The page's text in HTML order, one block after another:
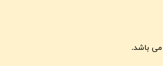
باشد.